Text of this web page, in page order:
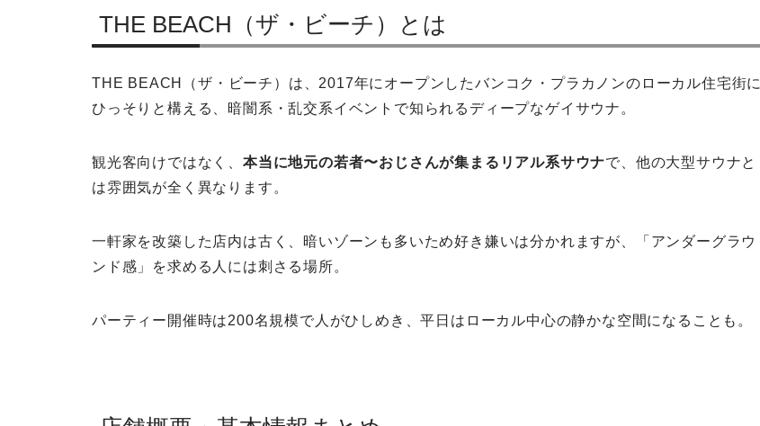
THE BEACH（ザ・ビーチ）とは
THE BEACH（ザ・ビーチ）は、2017年にオープンしたバンコク・プラカノンのローカル住宅街に
ひっそりと構える、暗闇系・乱交系イベントで知られるディープなゲイサウナ。
観光客向けではなく、 本当に地元の若者〜おじさんが集まるリアル系サウナで、他の大型サウナと
は雰囲気が全く異なります。
一軒家を改築した店内は古く、暗いゾーンも多いため好き嫌いは分かれますが、「アンダーグラウ
ンド感」を求める人には刺さる場所。
パーティー開催時は200名規模で人がひしめき、平日はローカル中心の静かな空間になることも。